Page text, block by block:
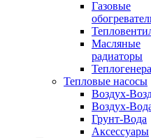
Газовые
Масляные
радиаторы
Тепловые насосы
Воздух-
Воздух-
Грунт-Вода
Аксессуары